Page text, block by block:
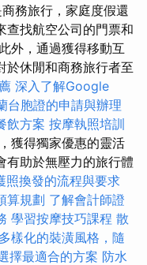
務旅行，家庭度假還
查找航空公司的門票和
外，通過獲得移動互
於休閒和商務旅行者至
深入了解Google
台胞證的申請與辦理
飲方案 按摩執照培訓
獲得獨家優惠的靈活
有助於無壓力的旅行體
照換發的流程與要求
算規劃 了解會計師證
學習按摩技巧課程 散
多樣化的裝潢風格，隨
擇最適合的方案 防水